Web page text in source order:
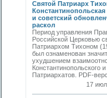
Святой Патриарх
и советский
раскол
Период управления
Российской Церковью
Патриархом Тихоном
был ознаменован
ухудшением
Константинопольского
Патриархатов. PDF-
17